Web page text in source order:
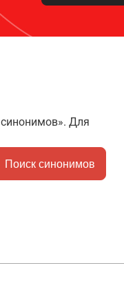
Для
Поиск синонимов